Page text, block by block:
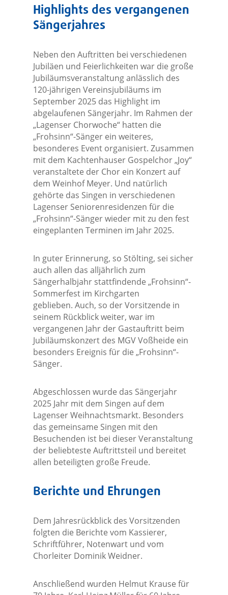
Highlights des vergangenen
Sängerjahres
Neben den Auftritten bei verschiedenen
Jubiläen und Feierlichkeiten war die große
Jubiläumsveranstaltung anlässlich des
120-jährigen Vereinsjubiläums im
September 2025 das Highlight im
abgelaufenen Sängerjahr. Im Rahmen der
„Lagenser Chorwoche“ hatten die
„Frohsinn“-Sänger ein weiteres,
besonderes Event organisiert. Zusammen
mit dem Kachtenhauser Gospelchor „Joy“
veranstaltete der Chor ein Konzert auf
dem Weinhof Meyer. Und natürlich
gehörte das Singen in verschiedenen
Lagenser Seniorenresidenzen für die
„Frohsinn“-Sänger wieder mit zu den fest
eingeplanten Terminen im Jahr 2025.
In guter Erinnerung, so Stölting, sei sicher
auch allen das alljährlich zum
Sängerhalbjahr stattfindende „Frohsinn“-
Sommerfest im Kirchgarten
geblieben. Auch, so der Vorsitzende in
seinem Rückblick weiter, war im
vergangenen Jahr der Gastauftritt beim
Jubiläumskonzert des MGV Voßheide ein
besonders Ereignis für die „Frohsinn“-
Sänger.
Abgeschlossen wurde das Sängerjahr
2025 Jahr mit dem Singen auf dem
Lagenser Weihnachtsmarkt. Besonders
das gemeinsame Singen mit den
Besuchenden ist bei dieser Veranstaltung
der beliebteste Auftrittsteil und bereitet
allen beteiligten große Freude.
Berichte und Ehrungen
Dem Jahresrückblick des Vorsitzenden
folgten die Berichte vom Kassierer,
Schriftführer, Notenwart und vom
Chorleiter Dominik Weidner.
Anschließend wurden Helmut Krause für